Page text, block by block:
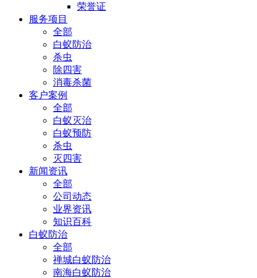
荣誉证
服务项目
全部
白蚁防治
杀虫
除四害
消毒杀菌
客户案例
全部
白蚁灭治
白蚁预防
杀虫
灭四害
新闻资讯
全部
公司动态
业界资讯
知识百科
白蚁防治
全部
禅城白蚁防治
南海白蚁防治